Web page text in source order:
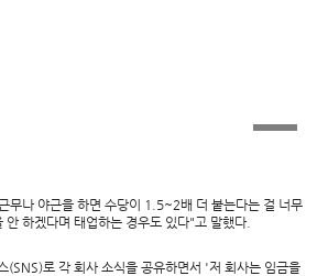
무나 야근을 하면 수당이 1.5~2배 더 붙는다는 걸 너무
하겠다며 태업하는 경우도 있다"고 말했다.
(SNS)로 각 회사 소식을 공유하면서 '저 회사는 임금을